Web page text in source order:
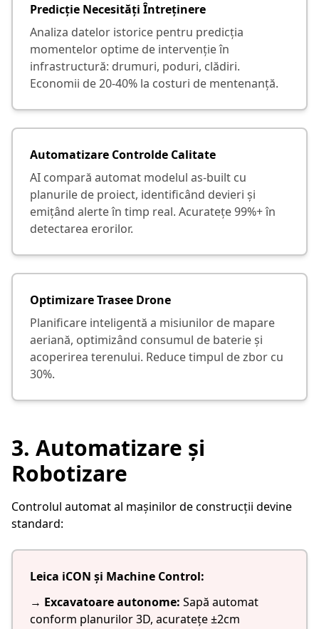
Predicție Necesități Întreținere
Analiza datelor istorice pentru predicția
momentelor optime de intervenție în
infrastructură: drumuri, poduri, clădiri.
Economii de 20-40% la costuri de mentenanță.
Automatizare Controlde Calitate
AI compară automat modelul as-built cu
planurile de proiect, identificând devieri și
emițând alerte în timp real. Acuratețe 99%+ în
detectarea erorilor.
Optimizare Trasee Drone
Planificare inteligentă a misiunilor de mapare
aeriană, optimizând consumul de baterie și
acoperirea terenului. Reduce timpul de zbor cu
30%.
3. Automatizare și
Robotizare
Controlul automat al mașinilor de construcții devine
standard:
Leica iCON și Machine Control:
→ Excavatoare autonome: Sapă automat
conform planurilor 3D, acuratețe ±2cm